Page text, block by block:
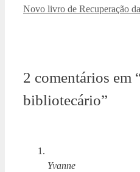
Novo livro de Recuperação
2 comentários em
bibliotecário”
Yvanne